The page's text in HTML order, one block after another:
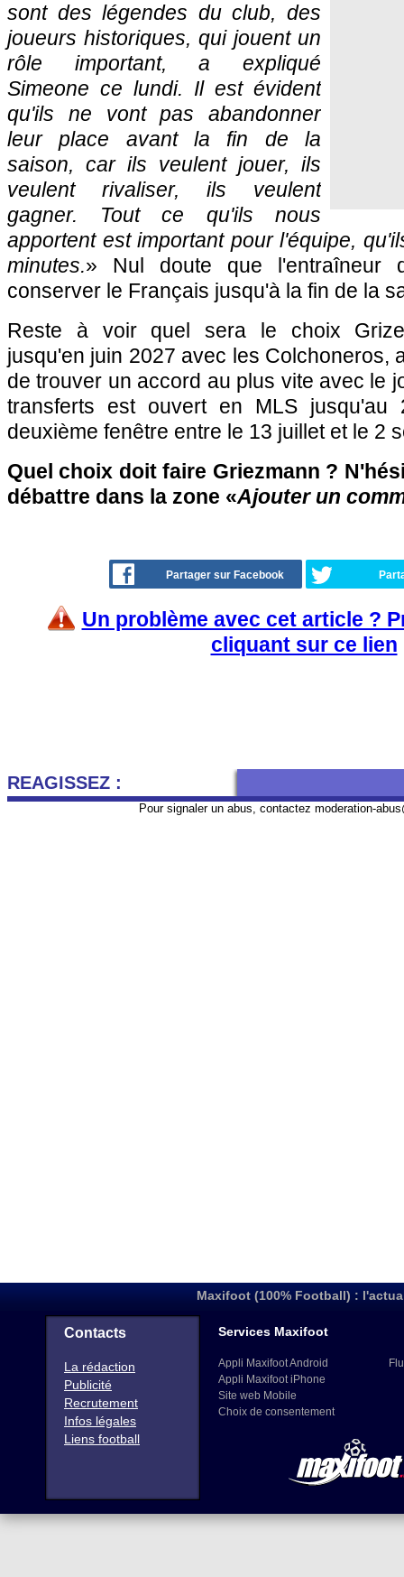
sont des légendes du club, des
joueurs historiques, qui jouent un
rôle important, a expliqué
Simeone ce lundi. Il est évident
qu'ils ne vont pas abandonner
leur place avant la fin de la
saison, car ils veulent jouer, ils
veulent rivaliser, ils veulent
gagner. Tout ce qu'ils nous
apportent est important pour l'équipe,
minutes.» Nul doute que l'entraîneur
conserver le Français jusqu'à la fin de la
Reste à voir quel sera le choix
jusqu'en juin 2027 avec les Colchoneros,
de trouver un accord au plus vite avec le
transferts est ouvert en MLS jusqu'au
deuxième fenêtre entre le 13 juillet et le 2
Quel choix doit faire Griezmann ?
débattre dans la zone «Ajouter un
Partager sur Facebook
Un problème avec cet article ?
cliquant sur ce lien
REAGISSEZ :
Pour signaler un abus, contactez moderation-
Maxifoot (100% Football) :
Contacts
La rédaction
Publicité
Recrutement
Infos légales
Liens football
Services Maxifoot
Appli Maxifoot Android
Appli Maxifoot iPhone
Site web Mobile
Choix de consentement